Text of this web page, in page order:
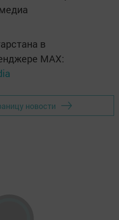
в
MАХ:
новости